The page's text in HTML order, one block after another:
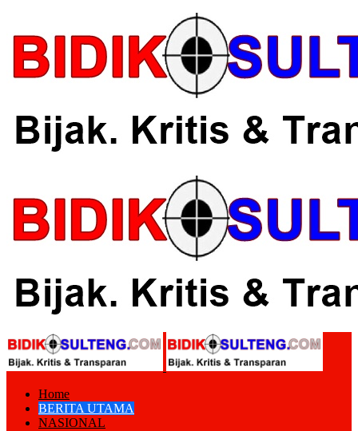
Home
BERITA UTAMA
NASIONAL